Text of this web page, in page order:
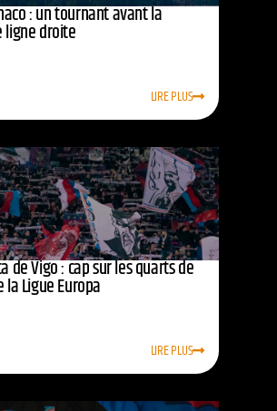
: un tournant avant la
ligne droite
LIRE PLUS
de Vigo : cap sur les quarts de
Ligue Europa
LIRE PLUS